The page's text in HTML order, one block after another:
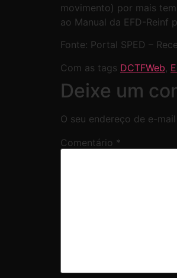
movimento) por mais
ao Manual da EFD-Reinf
Fonte: Portal SPED –
Com as tags DCTFWeb
Deixe um
O seu endereço de e-
Comentário *